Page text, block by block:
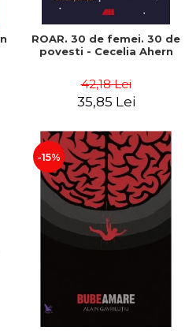
ROAR. 30 de femei. 30 de
povesti - Cecelia Ahern
42,18 Lei
35,85 Lei
-15%